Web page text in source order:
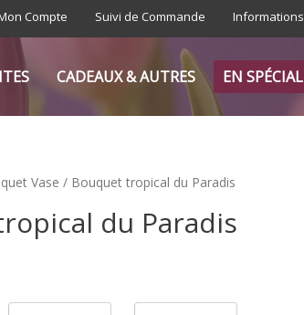
Compte Suivi de Commande Informations
CADEAUX & AUTRES EN SPÉCIAL
Vase / Bouquet tropical du Paradis
du Paradis